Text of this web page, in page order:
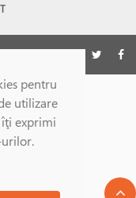
pentru
utilizare
exprimi